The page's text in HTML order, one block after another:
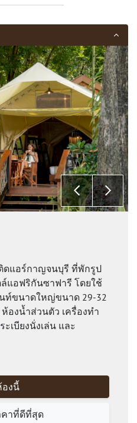
ดแอร์กาญจนบุรี ที่พักรูป
แอฟริกันซาฟารี โดยใช้
ท์ขนาดใหญ่ขนาด 29-32
องน้ำส่วนตัว เครื่องทำ
เบียงนั่งเล่น และ
องนี้
าที่ดีที่สุด